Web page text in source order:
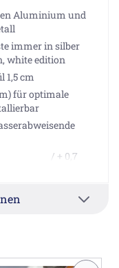
Aluminium und
immer in silber
white edition
1,5 cm
für optimale
- 0,8 cm / + 0,7